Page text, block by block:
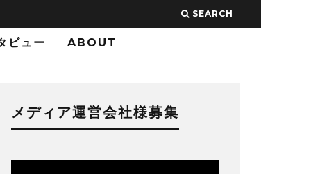
SEARCH
ビュー ABOUT
メディア運営会社様募集